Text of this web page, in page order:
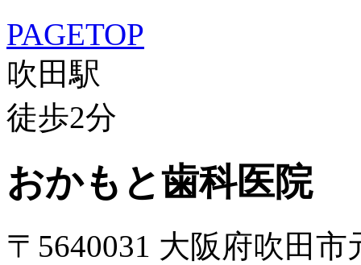
PAGETOP
吹田駅
徒歩2分
おかもと歯科医院
〒5640031 大阪府吹田